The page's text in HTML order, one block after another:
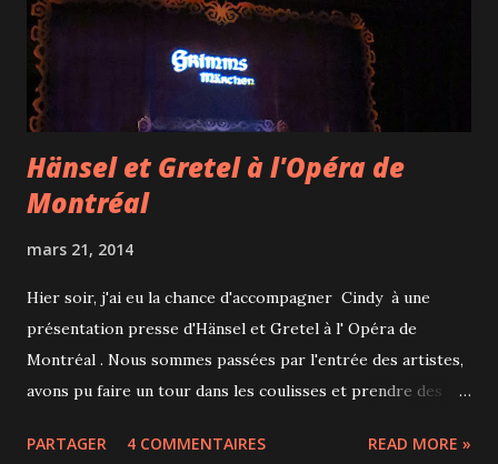
rembourser une hypothèque ou même constituer un
complément de revenu.
Hänsel et Gretel à l'Opéra de
Montréal
mars 21, 2014
Hier soir, j'ai eu la chance d'accompagner Cindy à une
présentation presse d'Hänsel et Gretel à l' Opéra de
Montréal . Nous sommes passées par l'entrée des artistes,
avons pu faire un tour dans les coulisses et prendre des
en allemand, surtitré en français et en anglais. L'histoire
PARTAGER 4 COMMENTAIRES READ MORE »